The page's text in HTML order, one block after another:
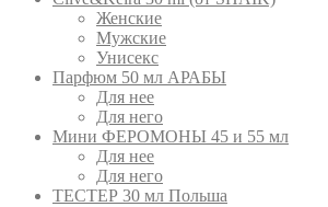
Женские
Мужские
Унисекс
Парфюм 50 мл АРАБЫ
Для нее
Для него
Мини ФЕРОМОНЫ 45 и 55 мл
Для нее
Для него
ТЕСТЕР 30 мл Польша